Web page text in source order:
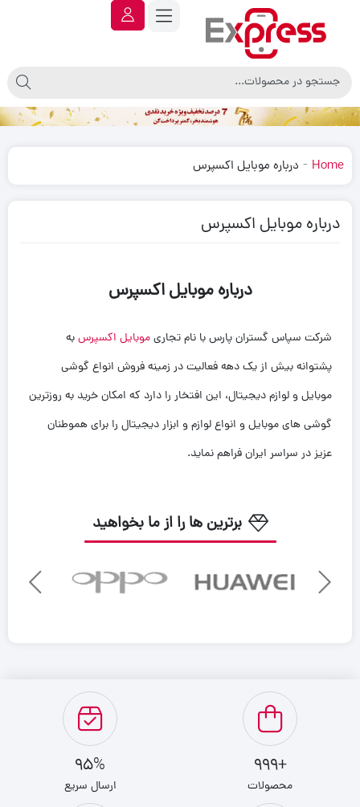
Home
- درباره موبایل اکسپرس
درباره موبایل اکسپرس
درباره موبایل اکسپرس
شرکت سپاس گستران پارس با نام تجاریموبایل اکسپرسبه
پشتوانه بیش از یک دهه فعالیت در زمینه فروش انواع گوشی
موبایل و لوازم دیجیتال، این افتخار را دارد که امکان خرید به روزترین
گوشی های موبایل و انواع لوازم و ابزار دیجیتال را برای هموطنان
عزیز در سراسر ایران فراهم نماید.
برترین ها را از ما بخواهید
+999
محصولات
95%
ارسال سریع